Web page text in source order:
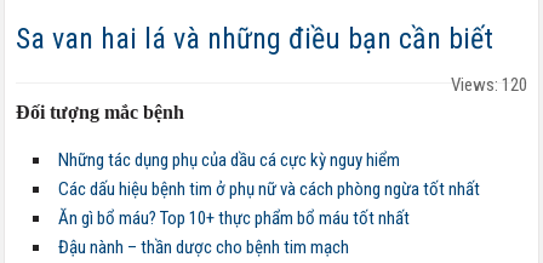
Sa van hai lá và những điều bạn cần biết
Views: 120
Đối tượng mắc bệnh
Những tác dụng phụ của dầu cá cực kỳ nguy hiểm
Các dấu hiệu bệnh tim ở phụ nữ và cách phòng ngừa tốt nhất
Ăn gì bổ máu? Top 10+ thực phẩm bổ máu tốt nhất
Đậu nành – thần dược cho bệnh tim mạch